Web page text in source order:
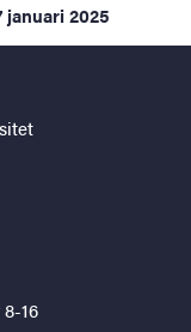
januari 2025
16